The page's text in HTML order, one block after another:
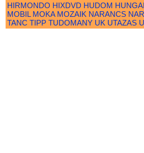
HIRMONDO HIXDVD HUDOM
MOBIL MOKA MOZAIK NARANCS
TANC TIPP TUDOMANY UK UTAZAS